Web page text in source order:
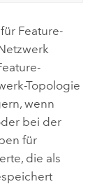
Feature-
Topologie
wenn
bei der
für
die als